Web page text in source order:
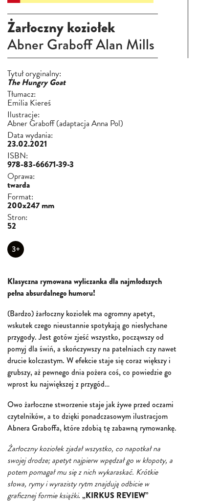
Żarłoczny koziołek
Abner GraboffAlan Mills
Tytuł oryginalny:
The Hungry Goat
Tłumacz:
Emilia Kiereś
Ilustracje:
Abner Graboff (adaptacja Anna Pol)
Data wydania:
23.02.2021
ISBN:
978-83-66671-39-3
Oprawa:
twarda
Format:
200x247 mm
Stron:
52
3+
Klasyczna rymowana wyliczanka dla najmłodszych
pełna absurdalnego humoru!
(Bardzo) żarłoczny koziołek ma ogromny apetyt,
wskutek czego nieustannie spotykają go niesłychane
przygody. Jest gotów zjeść wszystko, począwszy od
pomyj dla świń, a skończywszy na patelniach czy nawet
drucie kolczastym. W efekcie staje się coraz większy i
grubszy, aż pewnego dnia pożera coś, co powiedzie go
wprost ku największej z przygód…
Owo żarłoczne stworzenie staje jak żywe przed oczami
czytelników, a to dzięki ponadczasowym ilustracjom
Abnera Graboffa, które zdobią tę zabawną rymowankę.
Żarłoczny koziołek zjadał wszystko, co napotkał na
swojej drodze; apetyt najpierw wpędzał go w kłopoty, a
potem pomagał mu się z nich wykaraskać. Krótkie
słowa, rymy i wyrazisty rytm znajdują odbicie w
graficznej formie książki. „KIRKUS REVIEW”